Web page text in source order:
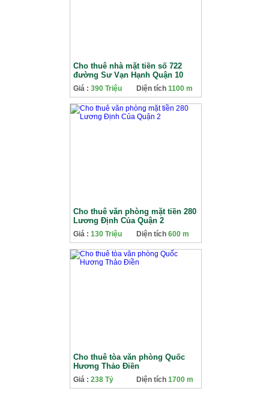
Cho thuê nhà mặt tiền số 722
đường Sư Vạn Hạnh Quận 10
Giá : 390 Triệu Diện tích 1100 m
Cho thuê văn phòng mặt tiền 280
Lương Định Của Quận 2
Giá : 130 Triệu Diện tích 600 m
Cho thuê tòa văn phòng Quốc
Hương Thảo Điền
Giá : 238 Tỷ Diện tích 1700 m